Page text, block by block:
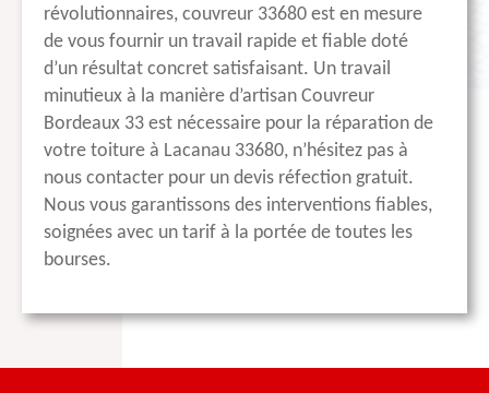
révolutionnaires, couvreur 33680 est en mesure
de vous fournir un travail rapide et fiable doté
d’un résultat concret satisfaisant. Un travail
minutieux à la manière d’artisan Couvreur
Bordeaux 33 est nécessaire pour la réparation de
votre toiture à Lacanau 33680, n’hésitez pas à
nous contacter pour un devis réfection gratuit.
Nous vous garantissons des interventions fiables,
soignées avec un tarif à la portée de toutes les
bourses.